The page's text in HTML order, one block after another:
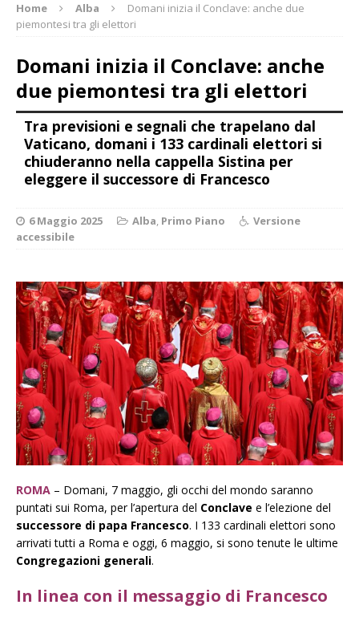
Home Alba
Domani inizia il Conclave: anche due
piemontesi tra gli elettori
Domani inizia il Conclave: anche
due piemontesi tra gli elettori
Tra previsioni e segnali che trapelano dal
Vaticano, domani i 133 cardinali elettori si
chiuderanno nella cappella Sistina per
eleggere il successore di Francesco
6 Maggio 2025 Alba, Primo Piano
Versione
accessibile
ROMA – Domani, 7 maggio, gli occhi del mondo saranno
puntati sui Roma, per l’apertura del Conclave e l’elezione del
successore di papa Francesco. I 133 cardinali elettori sono
arrivati tutti a Roma e oggi, 6 maggio, si sono tenute le ultime
Congregazioni generali.
In linea con il messaggio di Francesco